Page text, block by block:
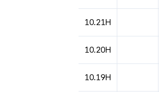
10.21H
10.20H
10.19H